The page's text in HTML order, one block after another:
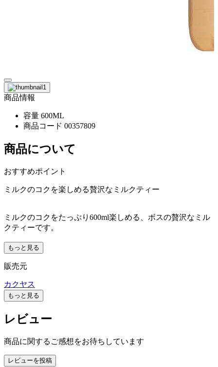
商品情報
容量 600ML
商品コード 00357809
商品について
おすすめポイント
ミルクのコクを楽しめる贅沢なミルクティー
ミルクのコクをたっぷり600ml楽しめる、ボスの贅沢なミル
クティーです。
もっと見る
販売元
カクヤス
もっと見る
レビュー
商品に関するご感想をお待ちしています
レビューを投稿